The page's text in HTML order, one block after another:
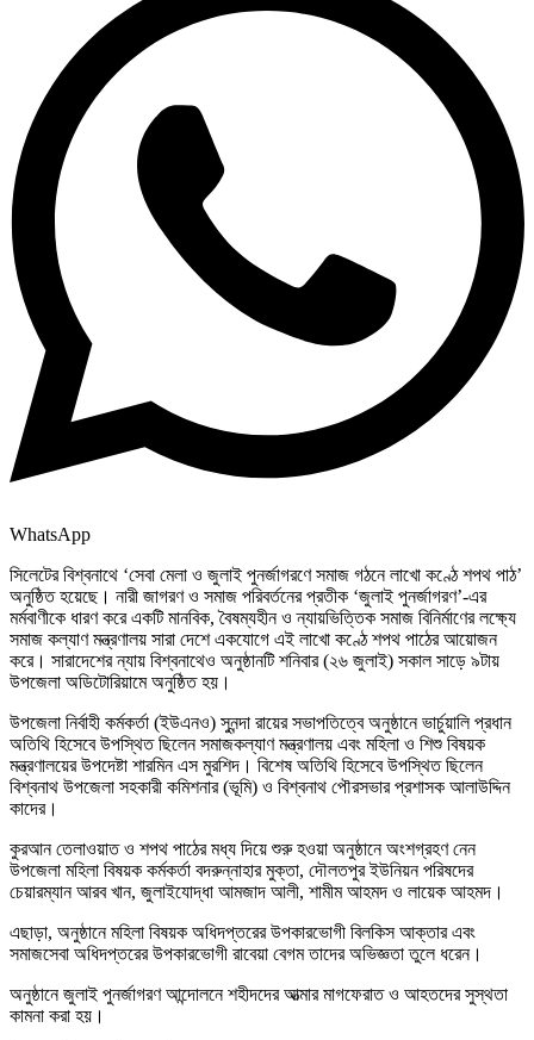
WhatsApp
সিলেটের বিশ্বনাথে ‘সেবা মেলা ও জুলাই পুনর্জাগরণে সমাজ গঠনে লাখো কণ্ঠে শপথ পাঠ’
অনুষ্ঠিত হয়েছে। নারী জাগরণ ও সমাজ পরিবর্তনের প্রতীক ‘জুলাই পুনর্জাগরণ’-এর
মর্মবাণীকে ধারণ করে একটি মানবিক, বৈষম্যহীন ও ন্যায়ভিত্তিক সমাজ বিনির্মাণের লক্ষ্যে
সমাজ কল্যাণ মন্ত্রণালয় সারা দেশে একযোগে এই লাখো কণ্ঠে শপথ পাঠের আয়োজন
করে। সারাদেশের ন্যায় বিশ্বনাথেও অনুষ্ঠানটি শনিবার (২৬ জুলাই) সকাল সাড়ে ৯টায়
উপজেলা অডিটোরিয়ামে অনুষ্ঠিত হয়।
উপজেলা নির্বাহী কর্মকর্তা (ইউএনও) সুনন্দা রায়ের সভাপতিত্বে অনুষ্ঠানে ভার্চুয়ালি প্রধান
অতিথি হিসেবে উপস্থিত ছিলেন সমাজকল্যাণ মন্ত্রণালয় এবং মহিলা ও শিশু বিষয়ক
মন্ত্রণালয়ের উপদেষ্টা শারমিন এস মুরশিদ। বিশেষ অতিথি হিসেবে উপস্থিত ছিলেন
বিশ্বনাথ উপজেলা সহকারী কমিশনার (ভূমি) ও বিশ্বনাথ পৌরসভার প্রশাসক আলাউদ্দিন
কাদের।
কুরআন তেলাওয়াত ও শপথ পাঠের মধ্য দিয়ে শুরু হওয়া অনুষ্ঠানে অংশগ্রহণ নেন
উপজেলা মহিলা বিষয়ক কর্মকর্তা বদরুন্নাহার মুক্তা, দৌলতপুর ইউনিয়ন পরিষদের
চেয়ারম্যান আরব খান, জুলাইযোদ্ধা আমজাদ আলী, শামীম আহমদ ও লায়েক আহমদ।
এছাড়া, অনুষ্ঠানে মহিলা বিষয়ক অধিদপ্তরের উপকারভোগী বিলকিস আক্তার এবং
সমাজসেবা অধিদপ্তরের উপকারভোগী রাবেয়া বেগম তাদের অভিজ্ঞতা তুলে ধরেন।
অনুষ্ঠানে জুলাই পুনর্জাগরণ আন্দোলনে শহীদদের আত্মার মাগফেরাত ও আহতদের সুস্থতা
কামনা করা হয়।